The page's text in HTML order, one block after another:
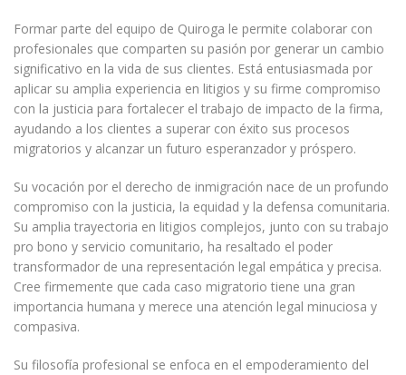
Formar parte del equipo de Quiroga le permite colaborar con
profesionales que comparten su pasión por generar un cambio
significativo en la vida de sus clientes. Está entusiasmada por
aplicar su amplia experiencia en litigios y su firme compromiso
con la justicia para fortalecer el trabajo de impacto de la firma,
ayudando a los clientes a superar con éxito sus procesos
migratorios y alcanzar un futuro esperanzador y próspero.
Su vocación por el derecho de inmigración nace de un profundo
compromiso con la justicia, la equidad y la defensa comunitaria.
Su amplia trayectoria en litigios complejos, junto con su trabajo
pro bono y servicio comunitario, ha resaltado el poder
transformador de una representación legal empática y precisa.
Cree firmemente que cada caso migratorio tiene una gran
importancia humana y merece una atención legal minuciosa y
compasiva.
Su filosofía profesional se enfoca en el empoderamiento del